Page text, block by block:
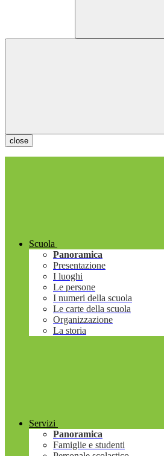
close
Scuola
Panoramica
Presentazione
I luoghi
Le persone
I numeri della scuola
Le carte della scuola
Organizzazione
La storia
Servizi
Panoramica
Famiglie e studenti